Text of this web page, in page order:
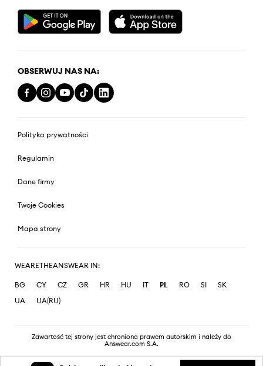
OBSERWUJ NAS NA:
Polityka prywatności
Regulamin
Dane firmy
Twoje Cookies
Mapa strony
WEARETHEANSWEAR IN:
BG CY CZ GR HR HU IT PL RO SI
SK
UA
UA(RU)
Zawartość tej strony jest chroniona prawem autorskim i należy do
Answear.com S.A.